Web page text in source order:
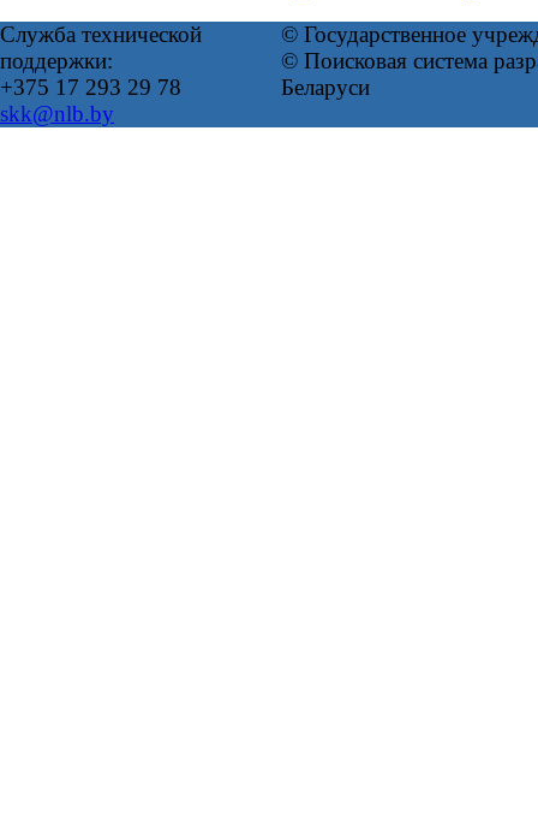
Служба технической
поддержки:
+375 17 293 29 78
skk@nlb.by
© Государственное
© Поисковая система
Беларуси